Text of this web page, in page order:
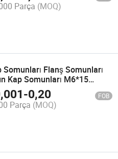
Parça (MOQ)
Somunları Flanş Somunları
Kap Somunları M6*15
M6*20 Krom
-0,20 FOB
Parça (MOQ)